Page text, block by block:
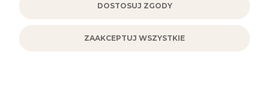
zebranych i zweryfikowanych przez
DOSTOSUJ ZGODY
ZAAKCEPTUJ WSZYSTKIE